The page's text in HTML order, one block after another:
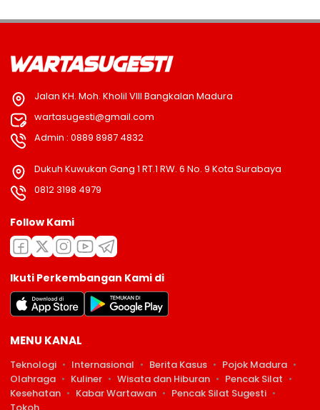
Jalan KH. Moh. Kholil VIII Bangkalan Madura
wartasugesti@gmail.com
Admin : 0889 8987 4832
Dukuh Kuwukan Gang 1 RT.1 RW. 6 No. 9 Kota Surabaya
0812 3198 4979
Follow Kami
Ikuti Perkembangan Kami di
MENU KANAL
Teknologi Internasional Berita Kasus
Pojok Madura
Olahraga
Kuliner Wisata dan Hiburan
Pencak Silat
Kesehatan
Kabar Wartawan
Pencak Silat Sugesti